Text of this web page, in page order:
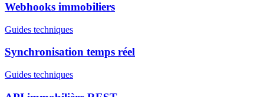
Webhooks immobiliers
Guides techniques
Synchronisation temps réel
Guides techniques